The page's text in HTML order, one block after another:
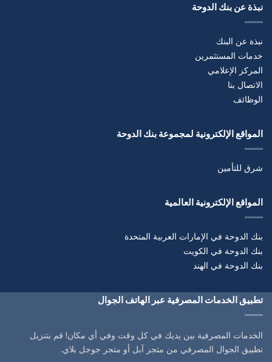
نبذة عن بنك الدوحة
نبذة عن البنك
خدمات المستثمرين
المركز الإعلامي
الاتصال بنا
الوظائف
المواقع الإلكترونية لمجموعة بنك الدوحة
شرق للتأمين
المواقع الإلكترونية العالمية
بنك الدوحة في الإمارات العربية المتحدة
بنك الدوحة في الكويت
بنك الدوحة في الهند
تطبيق الخدمات المصرفية عبر الهاتف الجوال
الخدمات المصرفية بين يديك في كل وقت وفي أي مكان! قم بتنزيل
تطبيق الجوال المصرفي من متجر آبل أو متجر جوجل بلاي.